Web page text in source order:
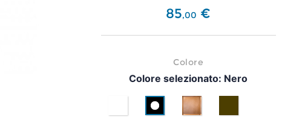
85,00 €
Colore
Colore selezionato: Nero
Nero Cuoio